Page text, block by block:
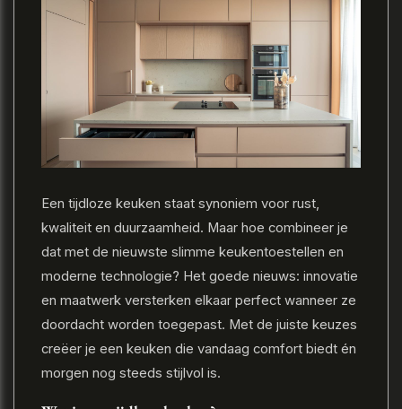
Een tijdloze keuken staat synoniem voor rust,
kwaliteit en duurzaamheid. Maar hoe combineer je
dat met de nieuwste slimme keukentoestellen en
moderne technologie? Het goede nieuws: innovatie
en maatwerk versterken elkaar perfect wanneer ze
doordacht worden toegepast. Met de juiste keuzes
creëer je een keuken die vandaag comfort biedt én
morgen nog steeds stijlvol is.